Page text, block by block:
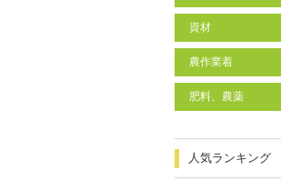
資材
農作業着
肥料、農薬
人気ランキング